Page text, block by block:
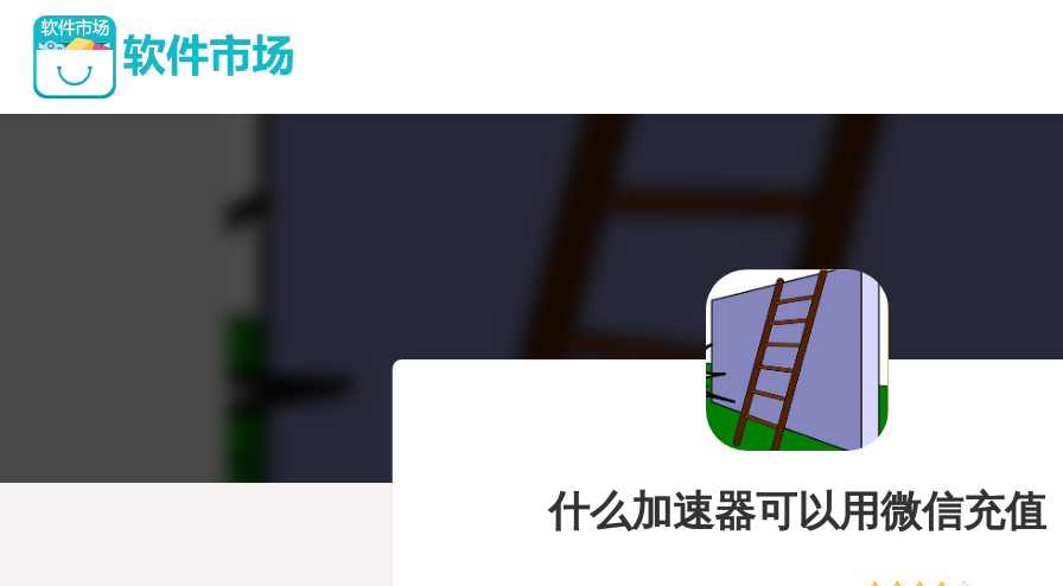
什么加速器可以用微信充值